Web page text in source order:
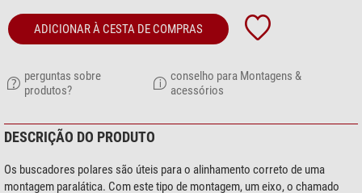
ADICIONAR À CESTA DE COMPRAS
perguntas sobre
produtos?
conselho para Montagens &
acessórios
DESCRIÇÃO DO PRODUTO
Os buscadores polares são úteis para o alinhamento correto de uma
montagem paralática. Com este tipo de montagem, um eixo, o chamado